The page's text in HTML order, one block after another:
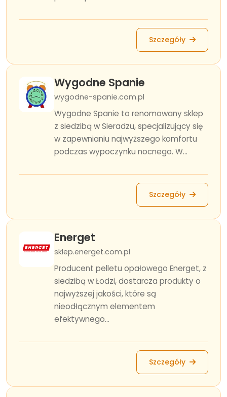
Szczegóły
Wygodne Spanie
wygodne-spanie.com.pl
Wygodne Spanie to renomowany sklep
z siedzibą w Sieradzu, specjalizujący się
w zapewnianiu najwyższego komfortu
podczas wypoczynku nocnego. W...
Szczegóły
Energet
sklep.energet.com.pl
Producent pelletu opałowego Energet, z
siedzibą w Łodzi, dostarcza produkty o
najwyższej jakości, które są
nieodłącznym elementem
efektywnego...
Szczegóły